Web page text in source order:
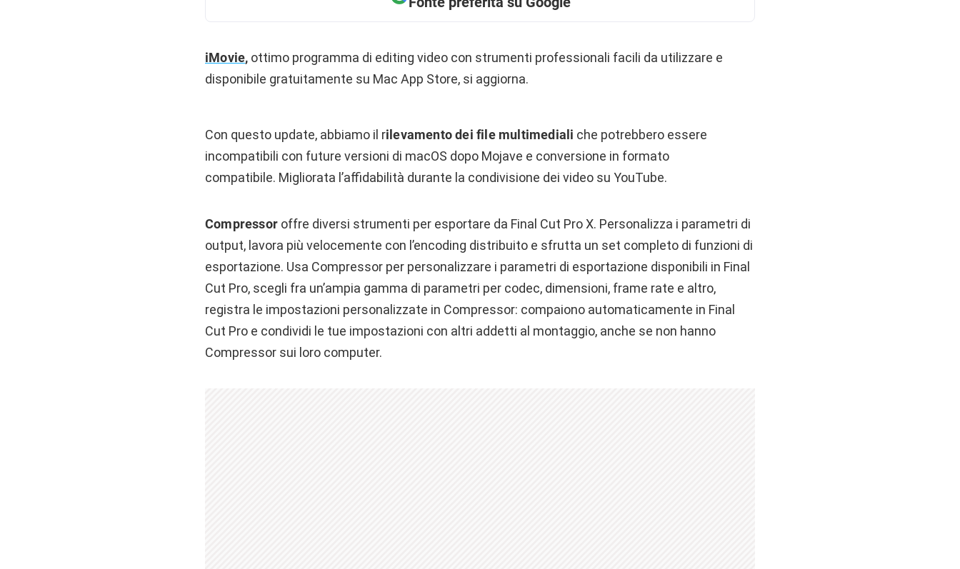
iMovie, ottimo programma di editing video con strumenti professionali facili da utilizzare e
disponibile gratuitamente su Mac App Store, si aggiorna.
Con questo update, abbiamo il rilevamento dei file multimediali che potrebbero essere
incompatibili con future versioni di macOS dopo Mojave e conversione in formato
compatibile. Migliorata l’affidabilità durante la condivisione dei video su YouTube.
Compressor offre diversi strumenti per esportare da Final Cut Pro X. Personalizza i parametri di
output, lavora più velocemente con l’encoding distribuito e sfrutta un set completo di funzioni di
esportazione. Usa Compressor per personalizzare i parametri di esportazione disponibili in Final
Cut Pro, scegli fra un’ampia gamma di parametri per codec, dimensioni, frame rate e altro,
registra le impostazioni personalizzate in Compressor: compaiono automaticamente in Final
Cut Pro e condividi le tue impostazioni con altri addetti al montaggio, anche se non hanno
Compressor sui loro computer.